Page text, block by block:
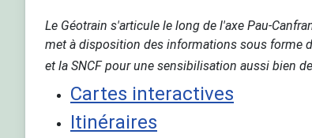
Le Géotrain s'articule le long de l'axe Pau-
met à disposition des informations sous forme
et la SNCF pour une sensibilisation aussi bien
Cartes interactives
Itinéraires